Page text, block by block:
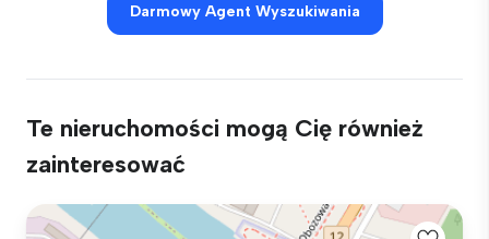
Darmowy Agent Wyszukiwania
Te nieruchomości mogą Cię również
zainteresować